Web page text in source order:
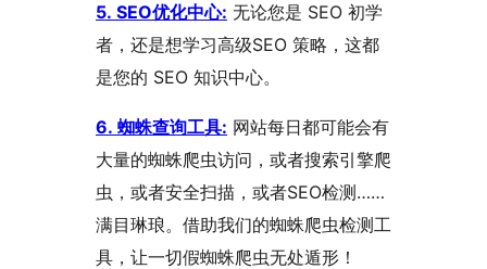
5. SEO优化中心: 无论您是 SEO 初学
者，还是想学习高级SEO 策略，这都
是您的 SEO 知识中心。
6. 蜘蛛查询工具: 网站每日都可能会有
大量的蜘蛛爬虫访问，或者搜索引擎爬
虫，或者安全扫描，或者SEO检测……
满目琳琅。借助我们的蜘蛛爬虫检测工
具，让一切假蜘蛛爬虫无处遁形！